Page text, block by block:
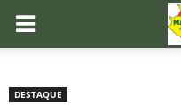
DESTAQUE